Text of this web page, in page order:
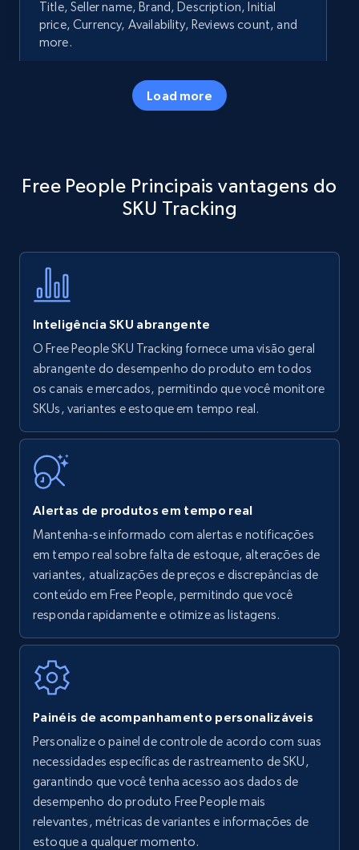
Title, Seller name, Brand, Description, Initial
price, Currency, Availability, Reviews count, and
more.
5.7K+ Comece agora
specific keywords
Title, Seller name, Brand, Description, Initial
Amazon products - find products by using
upc numbers
Title, Seller name, Brand, Description, Initial
price, Currency, Availability, Reviews count, and
35.2K+
Amazon Reviews
URL, Product name, Product rating, Product
rating object, Product rating max, Rating,
7.4K+
Walmart - products
URL, Final price, Sku, Currency, Gtin,
Specifications, Image urls, Top reviews, and
more.
Load more
Free People Principais vantagens do
SKU Tracking
Inteligência SKU abrangente
O Free People SKU Tracking fornece uma visão geral
abrangente do desempenho do produto em todos
os canais e mercados, permitindo que você monitore
SKUs, variantes e estoque em tempo real.
Alertas de produtos em tempo real
Mantenha-se informado com alertas e notificações
em tempo real sobre falta de estoque, alterações de
variantes, atualizações de preços e discrepâncias de
conteúdo em Free People, permitindo que você
responda rapidamente e otimize as listagens.
Painéis de acompanhamento personalizáveis
Personalize o painel de controle de acordo com suas
necessidades específicas de rastreamento de SKU,
garantindo que você tenha acesso aos dados de
desempenho do produto Free People mais
relevantes, métricas de variantes e informações de
estoque a qualquer momento.